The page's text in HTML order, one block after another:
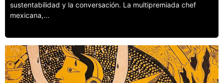
sustentabilidad y la conversación. La multipremiada chef
mexicana,...